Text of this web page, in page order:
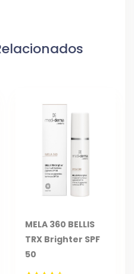
MELA 360 BELLIS
TRX Brighter SPF
50